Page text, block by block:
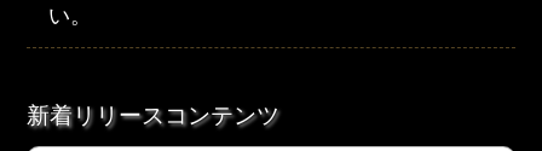
い。
新着リリースコンテンツ